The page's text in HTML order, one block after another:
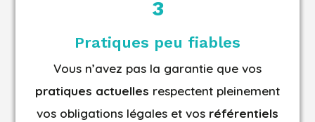
3
Pratiques peu fiables
Vous n’avez pas la garantie que vos
pratiques actuelles respectent pleinement
vos obligations légales et vos référentiels